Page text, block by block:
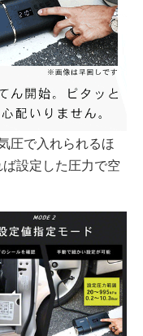
圧で入れられるほ
設定した圧力で空